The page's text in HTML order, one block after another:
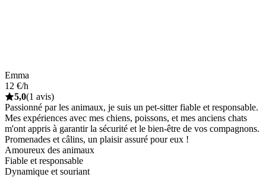
Emma
12 €/h
5,0(1 avis)
Passionné par les animaux, je suis un pet-sitter fiable et responsable.
Mes expériences avec mes chiens, poissons, et mes anciens chats
m'ont appris à garantir la sécurité et le bien-être de vos compagnons.
Promenades et câlins, un plaisir assuré pour eux !
Amoureux des animaux
Fiable et responsable
Dynamique et souriant